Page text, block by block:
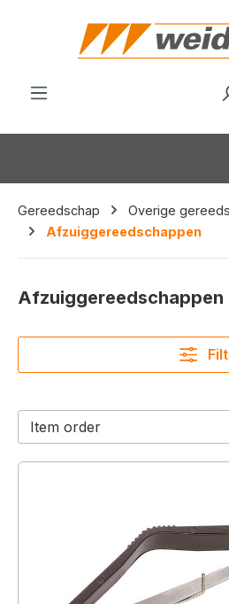
Gereedschap
Overige
Afzuiggereedschappen
Afzuiggereedschappen